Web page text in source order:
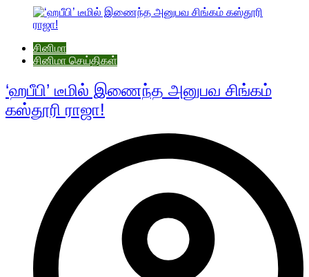
சினிமா
சினிமா செய்திகள்
‘ஹபீபி’ டீமில் இணைந்த அனுபவ சிங்கம்
கஸ்தூரி ராஜா!